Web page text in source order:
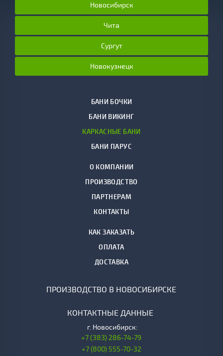
Новосибирск
Чита
Сургут
Новокузнецк
БАНИ БОЧКИ
БАНИ ВИКИНГ
КАРКАСНЫЕ БАНИ
БАНИ ПАРУС
О КОМПАНИИ
ПРОИЗВОДСТВО
ПАРТНЕРАМ
КОНТАКТЫ
КАК ЗАКАЗАТЬ
ОПЛАТА
ДОСТАВКА
ПРОИЗВОДСТВО В НОВОСИБИРСКЕ
КОНТАКТНЫЕ ДАННЫЕ
г. Новосибирск:
+7 (383) 286-74-79
+7 (800) 555-70-32